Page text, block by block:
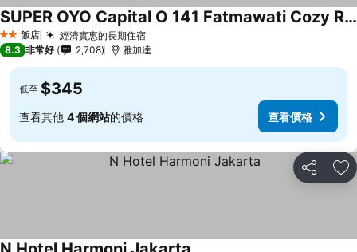
2 星級飯店 經濟實惠的長期住宿
SUPER OYO Capital O 141 Fatmawati Cozy Residence
8.3 非常好 2,708 雅加達
低至 $345
查看其他 4 個網站的價格 查看價格
分享 加